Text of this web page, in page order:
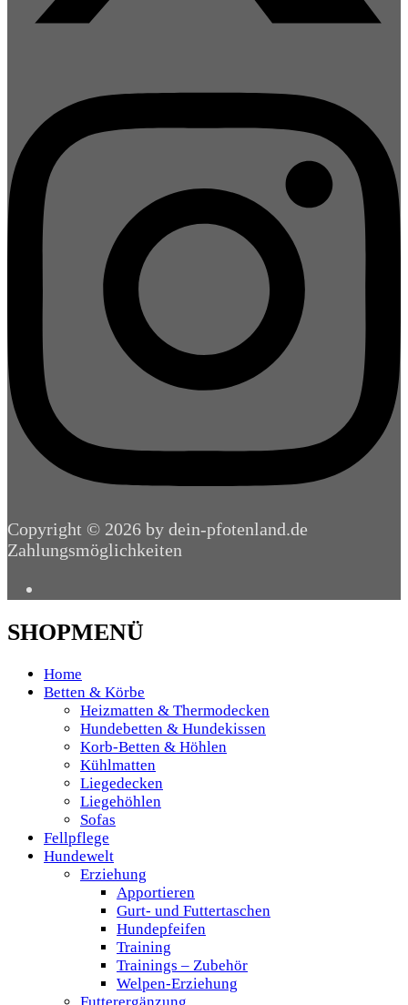
Copyright © 2026 by dein-pfotenland.de
Zahlungsmöglichkeiten
SHOPMENÜ
Home
Betten & Körbe
Heizmatten & Thermodecken
Hundebetten & Hundekissen
Korb-Betten & Höhlen
Kühlmatten
Liegedecken
Liegehöhlen
Sofas
Fellpflege
Hundewelt
Erziehung
Apportieren
Gurt- und Futtertaschen
Hundepfeifen
Training
Trainings – Zubehör
Welpen-Erziehung